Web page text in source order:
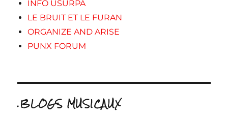
INFO USURPA
LE BRUIT ET LE FURAN
ORGANIZE AND ARISE
PUNX FORUM
.BLOGS MUSICAUX